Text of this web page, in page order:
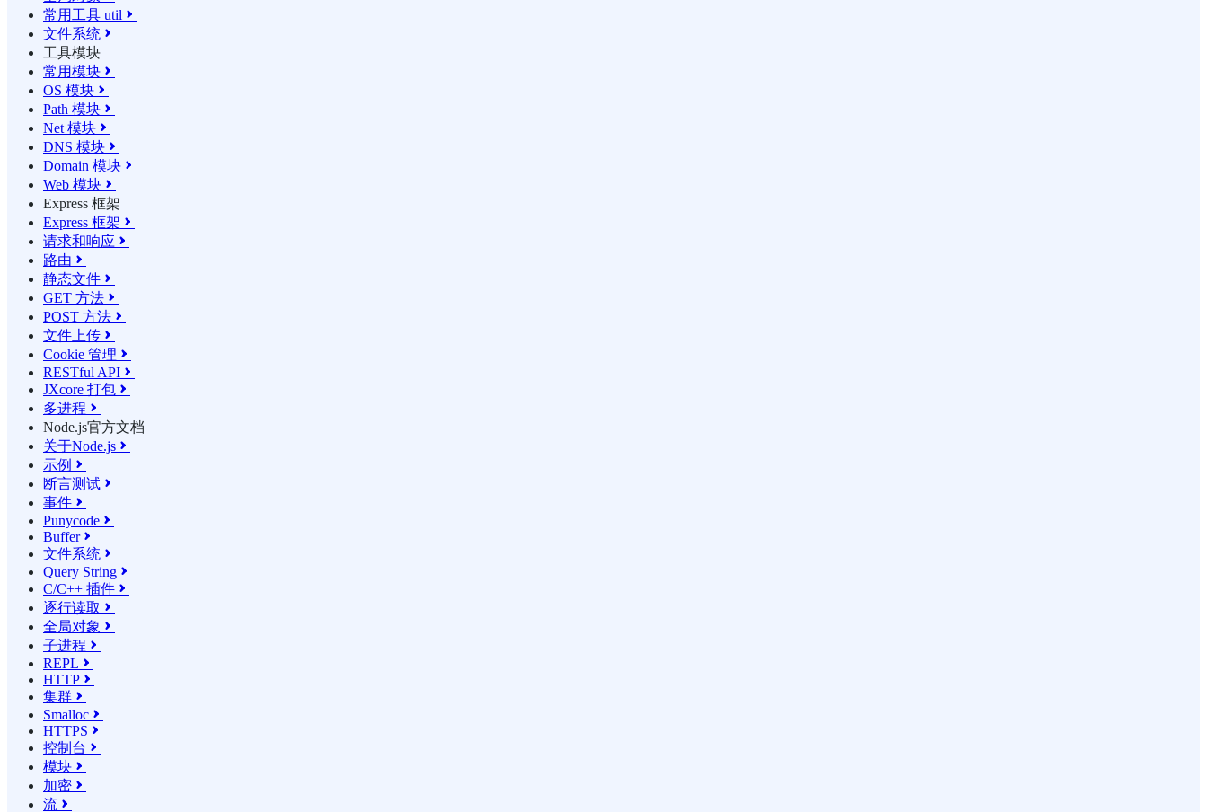
常用工具 util 
文件系统 
工具模块
常用模块 
OS 模块 
Path 模块 
Net 模块 
DNS 模块 
Domain 模块 
Web 模块 
Express 框架
Express 框架 
请求和响应 
路由 
静态文件 
GET 方法 
POST 方法 
文件上传 
Cookie 管理 
RESTful API 
JXcore 打包 
多进程 
Node.js官方文档
关于Node.js 
示例 
断言测试 
事件 
Punycode 
Buffer
文件系统 
Query String 
C/C++ 插件 
逐行读取 
全局对象 
子进程 
REPL 
HTTP 
集群 
Smalloc 
HTTPS 
控制台 
模块 
加密 
流 